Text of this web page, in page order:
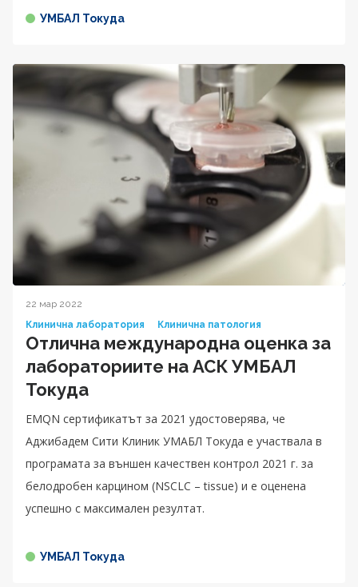
УМБАЛ Токуда
22 мар 2022
Клинична лаборатория
Клинична патология
Отлична международна оценка за
лабораториите на АСК УМБАЛ
Токуда
EMQN сертификатът за 2021 удостоверява, че
Аджибадем Сити Клиник УМАБЛ Токуда е участвала в
програмата за външен качествен контрол 2021 г. за
белодробен карцином (NSCLC – tissue) и е оценена
успешно с максимален резултат.
УМБАЛ Токуда